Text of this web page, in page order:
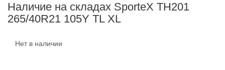
Наличие на складах SporteX TH201
265/40R21 105Y TL XL
Нет в наличии